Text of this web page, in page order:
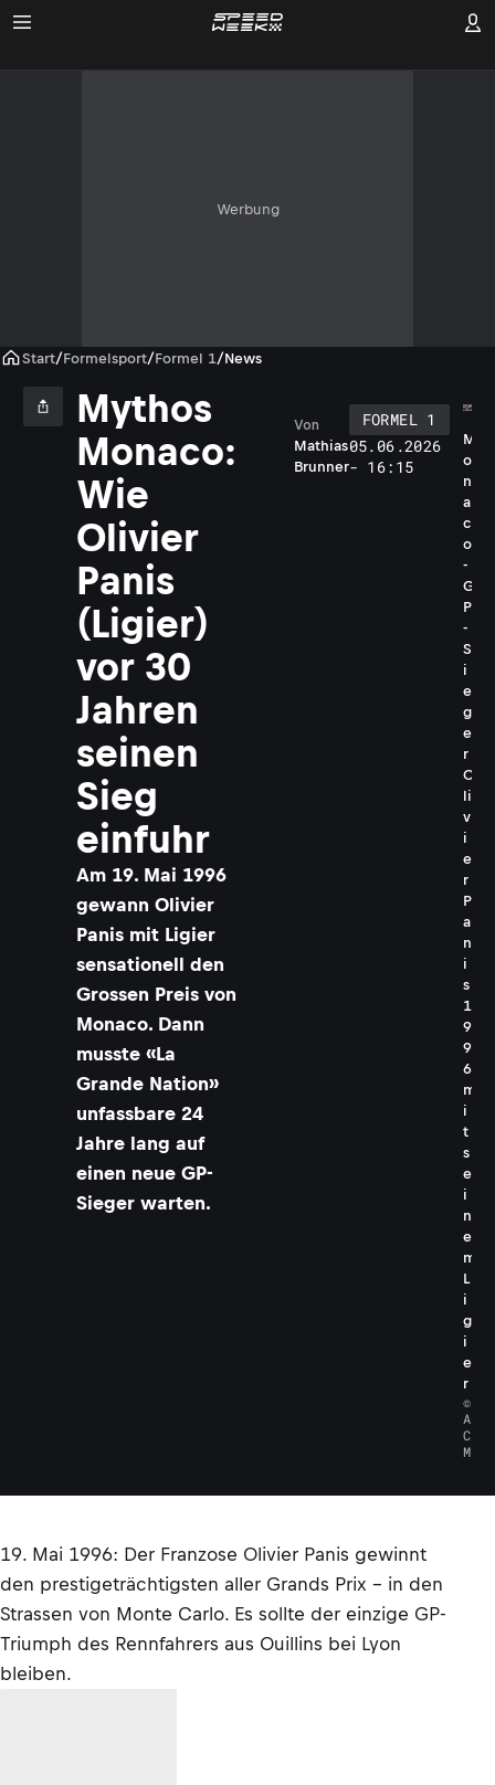
Werbung
Start/Formelsport/Formel 1/News
Mythos
Monaco:
Wie
Olivier
Panis
(Ligier)
vor 30
Jahren
seinen
Sieg
einfuhr
Am 19. Mai 1996
gewann Olivier
Panis mit Ligier
sensationell den
Grossen Preis von
Monaco. Dann
musste «La
Grande Nation»
unfassbare 24
Jahre lang auf
einen neue GP-
Sieger warten.
Mathias
Brunner
Von
FORMEL 1
05.06.2026
- 16:15
M
o
n
a
c
o
-
G
P
-
S
i
e
g
e
r
O
li
v
i
e
r
P
a
n
i
s
1
9
9
6
m
i
t
s
e
i
n
e
m
L
i
g
i
e
r
©
A
C
M
19. Mai 1996: Der Franzose Olivier Panis gewinnt
den prestigeträchtigsten aller Grands Prix – in den
Strassen von Monte Carlo. Es sollte der einzige GP-
Triumph des Rennfahrers aus Ouillins bei Lyon
bleiben.